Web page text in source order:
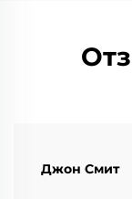
Джон Смит